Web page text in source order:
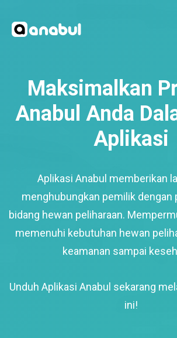
Maksimalkan
Anabul Anda
Aplikasi
Aplikasi Anabul memberikan
menghubungkan pemilik dengan
bidang hewan peliharaan.
memenuhi kebutuhan hewan
keamanan sampai
Unduh Aplikasi Anabul sekarang
ini!